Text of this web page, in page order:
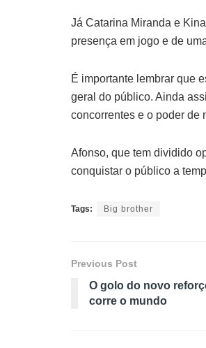
Já Catarina Miranda e
presença em jogo e de
É importante lembrar que
geral do público. Ainda
concorrentes e o poder de
Afonso, que tem dividido
conquistar o público a
Tags: Big brother
Previous Post
O golo do novo
corre o mundo